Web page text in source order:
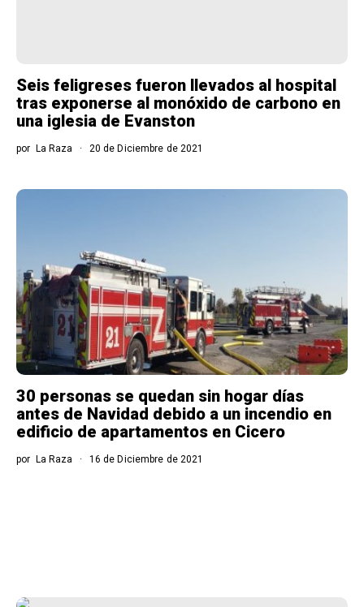
Seis feligreses fueron llevados al hospital
tras exponerse al monóxido de carbono en
una iglesia de Evanston
por La Raza 20 de Diciembre de 2021
30 personas se quedan sin hogar días
antes de Navidad debido a un incendio en
edificio de apartamentos en Cicero
por La Raza 16 de Diciembre de 2021